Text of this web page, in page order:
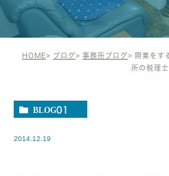
HOME ブログ 事務所ブログ
開業をす
所の税理
BLOG01
2014.12.19